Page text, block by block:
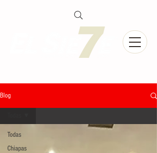
Blog
Todas
Chiapas